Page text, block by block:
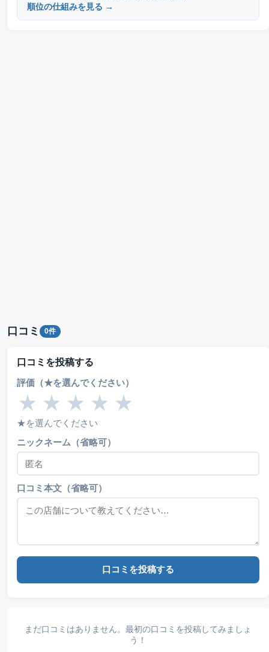
順位の仕組みを見る →
口コミ 0件
口コミを投稿する
評価（★を選んでください）
★ ★ ★ ★ ★
★を選んでください
ニックネーム（省略可）
口コミ本文（省略可）
口コミを投稿する
まだ口コミはありません。最初の口コミを投稿してみましょ
う！